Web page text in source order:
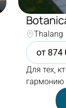
Thalang
от 874
Для тех,
гармонию